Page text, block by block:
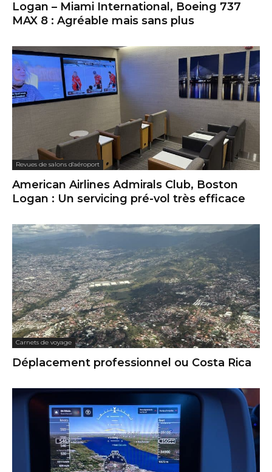
Logan – Miami International, Boeing 737
MAX 8 : Agréable mais sans plus
Revues de salons d'aéroport
American Airlines Admirals Club, Boston
Logan : Un servicing pré-vol très efficace
Carnets de voyage
Déplacement professionnel ou Costa Rica